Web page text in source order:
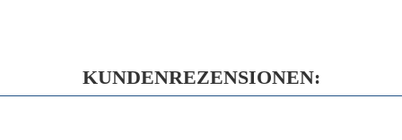
KUNDENREZENSIONEN: